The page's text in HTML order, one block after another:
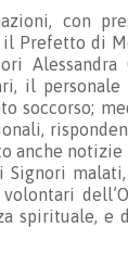
con
Prefetto di
il personale
soccorso;
anche
spirituale,